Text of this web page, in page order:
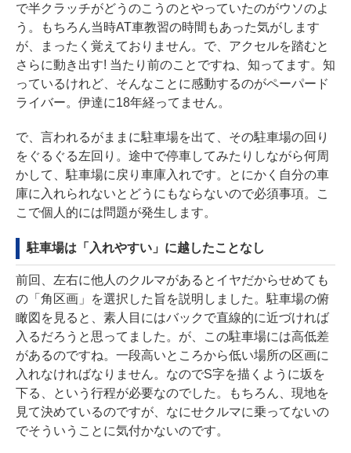
で半クラッチがどうのこうのとやっていたのがウソのよ
う。もちろん当時AT車教習の時間もあった気がします
が、まったく覚えておりません。で、アクセルを踏むと
さらに動き出す! 当たり前のことですね、知ってます。知
っているけれど、そんなことに感動するのがペーパード
ライバー。伊達に18年経ってません。
で、言われるがままに駐車場を出て、その駐車場の回り
をぐるぐる左回り。途中で停車してみたりしながら何周
かして、駐車場に戻り車庫入れです。とにかく自分の車
庫に入れられないとどうにもならないので必須事項。こ
こで個人的には問題が発生します。
駐車場は「入れやすい」に越したことなし
前回、左右に他人のクルマがあるとイヤだからせめても
の「角区画」を選択した旨を説明しました。駐車場の俯
瞰図を見ると、素人目にはバックで直線的に近づければ
入るだろうと思ってました。が、この駐車場には高低差
があるのですね。一段高いところから低い場所の区画に
入れなければなりません。なのでS字を描くように坂を
下る、という行程が必要なのでした。もちろん、現地を
見て決めているのですが、なにせクルマに乗ってないの
でそういうことに気付かないのです。